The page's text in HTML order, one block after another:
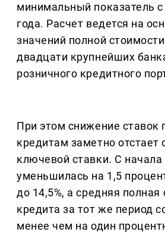
минимальный показатель
года. Расчет ведется на
значений полной
двадцати крупнейших
розничного кредитного
При этом снижение ставок
кредитам заметно отстает
ключевой ставки. С начала
уменьшилась на 1,5
до 14,5%, а средняя полная
кредита за тот же период
менее чем на один